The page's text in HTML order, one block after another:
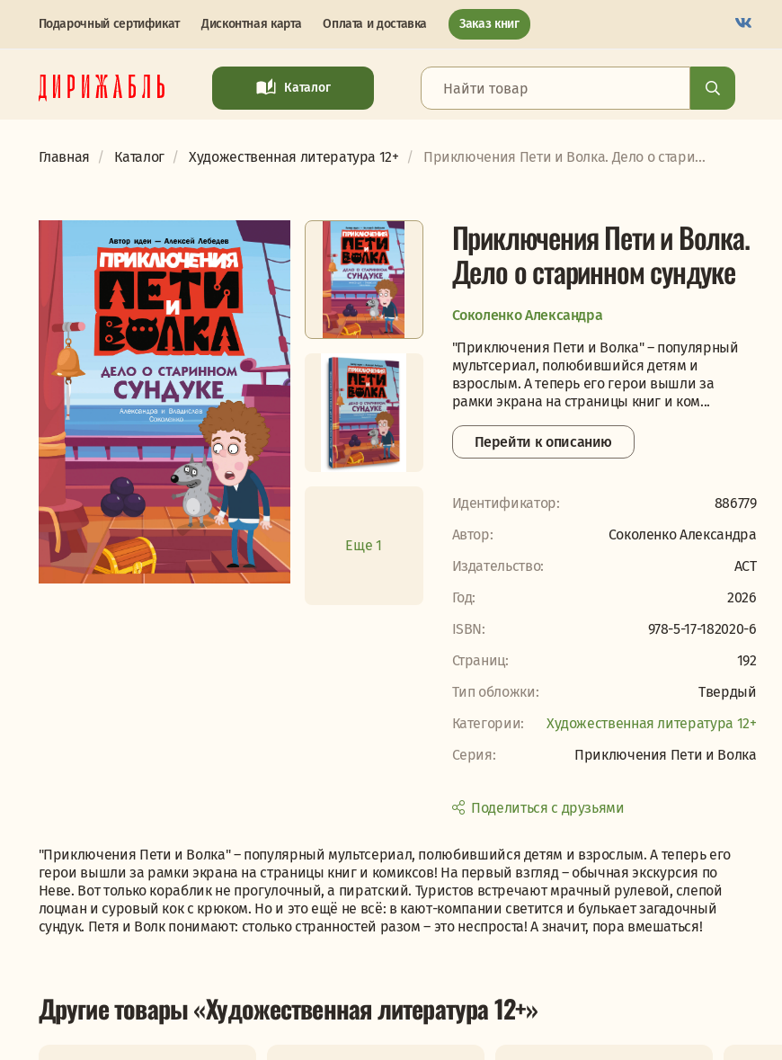
Подарочный сертификат Дисконтная карта Оплата и доставка Заказ книг
Каталог
Главная Каталог Художественная литература 12+ Приключения Пети и Волка. Дело о стари...
Еще 1
Приключения Пети и Волка.
Дело о старинном сундуке
Соколенко Александра
"Приключения Пети и Волка" ― популярный
мультсериал, полюбившийся детям и
взрослым. А теперь его герои вышли за
рамки экрана на страницы книг и ком...
Перейти к описанию
Идентификатор:
886779
Автор:
Соколенко Александра
Издательство:
АСТ
Год:
2026
ISBN:
978-5-17-182020-6
Страниц:
192
Тип обложки:
Твердый
Категории:
Художественная литература 12+
Серия:
Приключения Пети и Волка
Поделиться с друзьями
"Приключения Пети и Волка" ― популярный мультсериал, полюбившийся детям и взрослым. А теперь его
герои вышли за рамки экрана на страницы книг и комиксов! На первый взгляд ― обычная экскурсия по
Неве. Вот только кораблик не прогулочный, а пиратский. Туристов встречают мрачный рулевой, слепой
лоцман и суровый кок с крюком. Но и это ещё не всё: в кают-компании светится и булькает загадочный
сундук. Петя и Волк понимают: столько странностей разом ― это неспроста! А значит, пора вмешаться!
Другие товары «Художественная литература 12+»